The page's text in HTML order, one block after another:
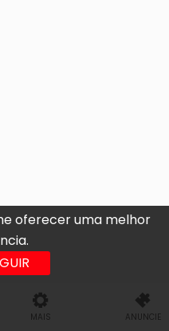
oferecer uma melhor
MAIS ANUNCIE